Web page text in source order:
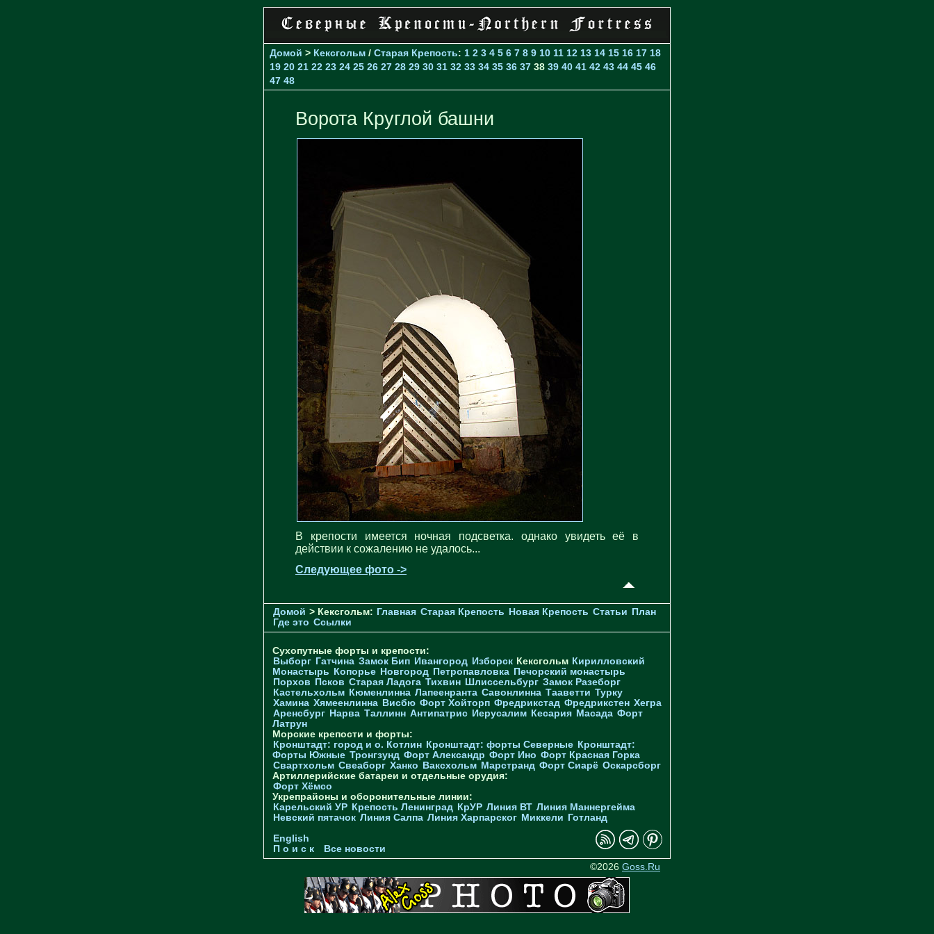
Домой > Кексгольм / Старая Крепость: 1 2 3 4 5 6 7 8 9 10 11 12 13 14 15 16 17 18
19 20 21 22 23 24 25 26 27 28 29 30 31 32 33 34 35 36 37 38 39 40 41 42 43 44 45 46
47 48
Ворота Круглой башни
В крепости имеется ночная подсветка. однако увидеть её в
действии к сожалению не удалось...
Следующее фото ->
Домой > Кексгольм: Главная Старая Крепость Новая Крепость Статьи
План
Где это Ссылки
Сухопутные форты и крепости:
Выборг Гатчина Замок Бип Ивангород Изборск Кексгольм Кирилловский
Монастырь
Копорье Новгород Петропавловка Печорcкий монастырь
Порхов
Псков Старая Ладога Тихвин Шлиссельбург Замок Разеборг
Кастельхольм Кюменлинна Лапеенранта Савонлинна Тааветти Турку
Хамина Хямеенлинна Висбю Форт Хойторп Фредрикстад Фредрикстен Хегра
Аренсбург Нарва Таллинн Антипатрис Иерусалим Кесария Масада Форт
Латрун
Морские крепости и форты:
Кронштадт: город и о. Котлин Кронштадт: форты Северные Кронштадт:
Форты Южные Тронгзунд Форт Александр Форт Ино Форт Красная Горка
Свартхольм Свеаборг Ханко Ваксхольм Марстранд Форт Сиарё Оскарсборг
Артиллерийские батареи и отдельные орудия:
Форт Хёмсо
Укрепрайоны и оборонительные линии:
Карельский УР Крепость Ленинград КрУР Линия ВТ Линия Маннергейма
Невский пятачок Линия Салпа Линия Харпарског Миккели
Готланд
English
П о и с к
Все новости
©2026 Goss.Ru